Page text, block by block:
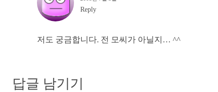
Reply
저도 궁금합니다. 전 모씨가 아닐지… ^^
답글 남기기